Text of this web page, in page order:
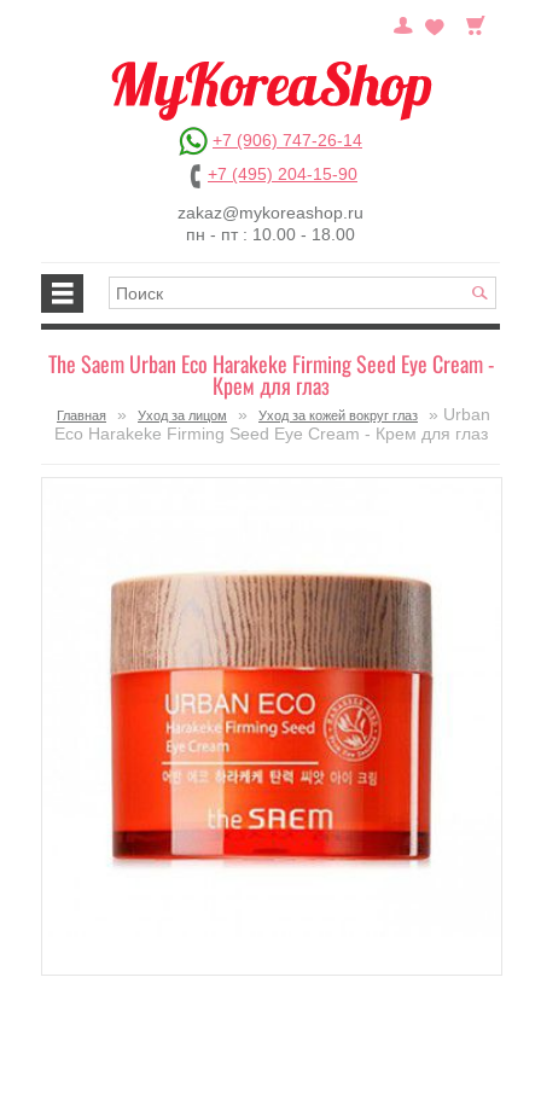
+7 (906) 747-26-14
+7 (495) 204-15-90
zakaz@mykoreashop.ru
пн - пт : 10.00 - 18.00
The Saem Urban Eco Harakeke Firming Seed Eye Cream -
Крем для глаз
Главная » Уход за лицом » Уход за кожей вокруг глаз
» Urban
Eco Harakeke Firming Seed Eye Cream - Крем для глаз